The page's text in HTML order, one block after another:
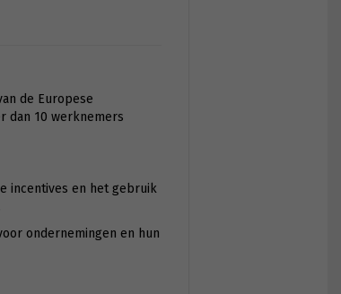
de Europese
dan 10 werknemers
incentives en het gebruik
ondernemingen en hun